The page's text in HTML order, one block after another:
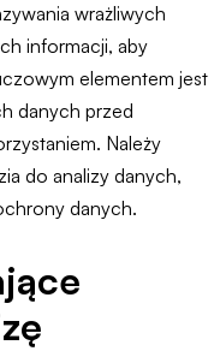
wrażliwych
informacji, aby
elementem jest
danych przed
Należy
do analizy danych,
danych.